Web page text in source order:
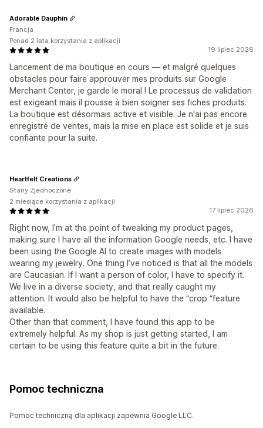
19 lipiec 2026
Lancement de ma boutique en cours — et malgré quelques
obstacles pour faire approuver mes produits sur Google
Merchant Center, je garde le moral ! Le processus de validation
est exigeant mais il pousse à bien soigner ses fiches produits.
La boutique est désormais active et visible. Je n'ai pas encore
enregistré de ventes, mais la mise en place est solide et je suis
confiante pour la suite.
Adorable Dauphin
Francja
Ponad 2 lata korzystania z aplikacji
17 lipiec 2026
Right now, I’m at the point of tweaking my product pages,
making sure I have all the information Google needs, etc. I have
been using the Google AI to create images with models
wearing my jewelry. One thing I’ve noticed is that all the models
are Caucasian. If I want a person of color, I have to specify it.
We live in a diverse society, and that really caught my
attention. It would also be helpful to have the “crop “feature
available.
Other than that comment, I have found this app to be
extremely helpful. As my shop is just getting started, I am
certain to be using this feature quite a bit in the future.
Heartfelt Creations
Stany Zjednoczone
2 miesiące korzystania z aplikacji
Pomoc techniczna
Pomoc techniczną dla aplikacji zapewnia Google LLC.